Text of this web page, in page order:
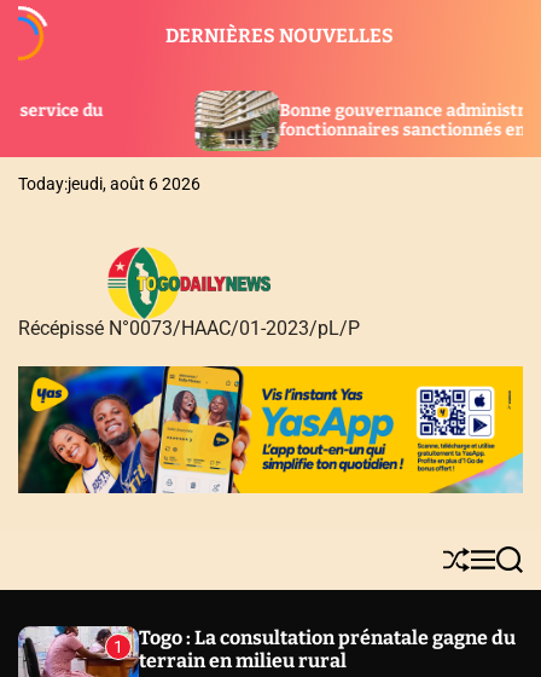
DERNIÈRES NOUVELLES
Bonne gouvernance administrative : 132
fonctionnaires sanctionnés en 2 ans au Togo
Today:jeudi, août 6 2026
T
G
O
D
A
I
W
S
Récépissé N°0073/HAAC/01-2023/pL/P
S
h
l
M
e
S
e
r
c
1
Togo : La consultation prénatale gagne du
terrain en milieu rural